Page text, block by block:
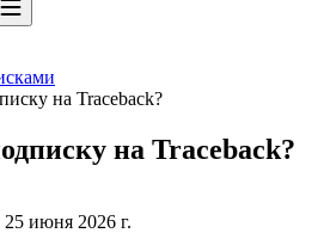
на Traceback?
на Traceback?
июня 2026 г.